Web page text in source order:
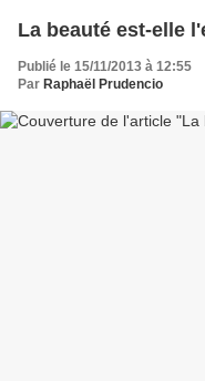
La beauté est-elle
Publié le 15/11/2013 à 12:55
Par Raphaël Prudencio